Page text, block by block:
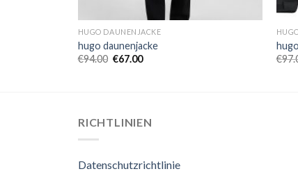
HUGO DAUNENJACKE
hugo daunenjacke
€94.00 €67.00
€
RICHTLINIEN
Datenschutzrichtlinie